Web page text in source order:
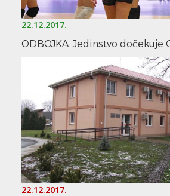
22.12.2017.
ODBOJKA: Jedinstvo dočekuje
22.12.2017.